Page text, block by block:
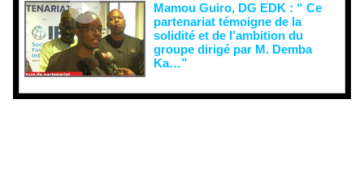
Mamou Guiro, DG EDK : “ Ce
partenariat témoigne de la
solidité et de l’ambition du
groupe dirigé par M. Demba
Ka…”